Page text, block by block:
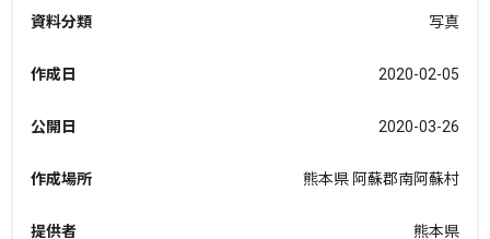
資料分類 写真
作成日 2020-02-05
公開日 2020-03-26
作成場所 熊本県 阿蘇郡南阿蘇村
提供者 熊本県